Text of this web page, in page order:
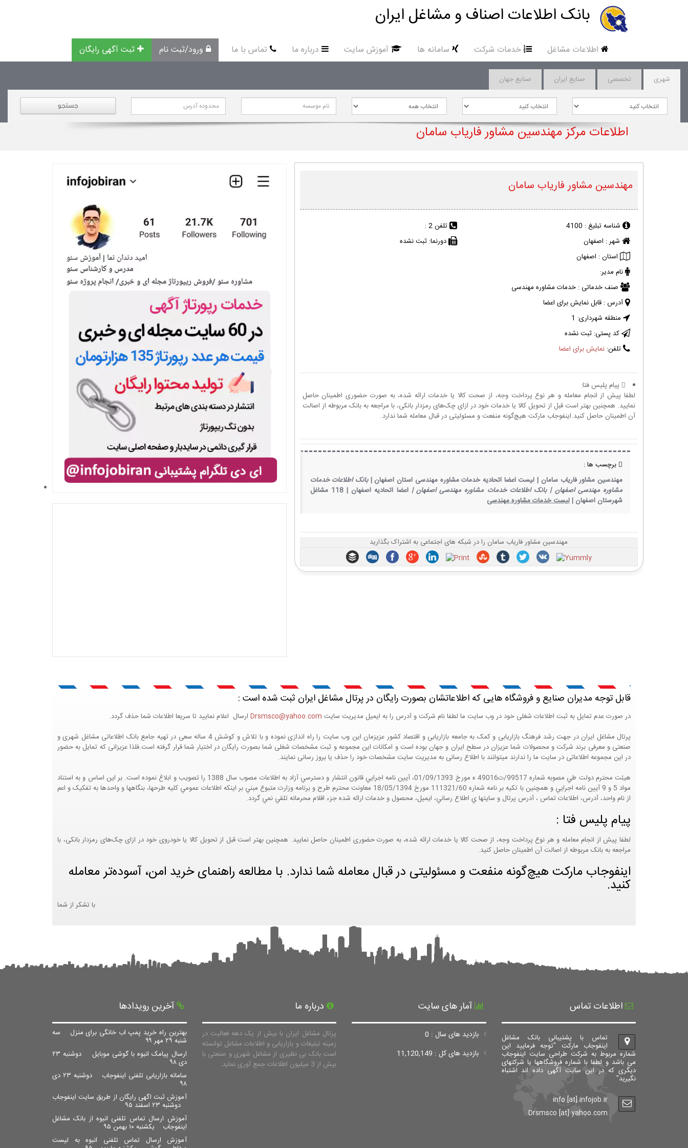
بانک اطلاعات اصناف و مشاغل ایران
اطلاعات مشاغل خدمات شرکت سامانه ها آموزش سایت درباره ما تماس با ما ورود/ثبت نام ثبت آگهی رایگان
شهری تخصصی صنایع ایران صنایع جهان
جستجو
اطلاعات مرکز مهندسین مشاور فاریاب سامان
مهندسین مشاور فاریاب سامان
شناسه تبلیغ : 4100
شهر : اصفهان
استان : اصفهان
نام مدیر:
صنف خدماتی : خدمات مشاوره مهندسی
آدرس : قابل نمایش برای اعضا
منطقه شهرداری: 1
کد پستی: ثبت نشده
تلفن: نمایش برای اعضا
تلفن 2 :
دورنما: ثبت نشده
پیام پلیس فتا:
لطفا پیش از انجام معامله و هر نوع پرداخت وجه، از صحت کالا یا خدمات ارائه شده، به صورت حضوری اطمینان حاصل
نمایید. همچنین بهتر است قبل از تحویل کالا یا خدمات خود در ازای چک‌های رمزدار بانکی، با مراجعه به بانک مربوطه از اصالت
آن اطمینان حاصل کنید.اینفوجاب مارکت هیچ‌گونه منفعت و مسئولیتی در قبال معامله شما ندارد.
برچسب ها :
مهندسین مشاور فاریاب سامان | لیست اعضا اتحادیه خدمات مشاوره مهندسی استان اصفهان | بانک اطلاعات خدمات
مشاوره مهندسی اصفهان | بانک اطلاعات خدمات مشاوره مهندسی اصفهان | اعضا اتحادیه اصفهان |
118 مشاغل
شهرستان اصفهان |لیست خدمات مشاوره مهندسی
مهندسین مشاور فاریاب سامان را در شبکه های اجتماعی به اشتراک بگذارید
قابل توجه مدیران صنایع و فروشگاه هایی که اطلاعاتشان بصورت رایگان در پرتال مشاغل ایران ثبت شده است :
در صورت عدم تمایل به ثبت اطلاعات شغلی خود در وب سایت ما لطفا نام شرکت و آدرس را به ایمیل مدیریت سایت Drsmsco@yahoo.com ارسال اعلام نمایید تا سریعا اطلاعات شما حذف گردد.
پرتال مشاغل ایران در جهت رشد فرهنگ بازاریابی و کمک به جامعه بازاریابی و اقتصاد کشور عزیزمان این وب سایت را راه اندازی نموده و با تلاش و کوشش 4 ساله سعی در تهیه جامع بانک اطلاعاتی مشاغل شهری و
صنعتی و معرفی برند شرکت و محصولات شما عزیزان در سطح ایران و جهان بوده است و امکانات این مجموعه و ثبت مشخصات شغلی شما بصورت رایگان در اختیار شما قرار گرفته است.فلذا عزیزانی که تمایل به حضور
در این مجموعه اطلاعاتی در سایت ما را ندارند میتوانند با اطلاع رسانی به مدیریت سایت مشخصات خود را حذف یا بروز رسانی نمایند.
هيئت محترم دولت طي مصوبه شماره 99517/ت49016 ه مورخ 01/09/1393، آيين نامه اجرايي قانون انتشار و دسترسي آزاد به اطلاعات مصوب سال 1388 را تصويب و ابلاغ نموده است. بر اين اساس و به استناد
مواد 5 و 9 آيين نامه اجرايي و همچنين با تکيه بر نامه شماره 111321/60 مورخ 18/05/1394 معاونت محترم طرح و برنامه وزارت متبوع مبني بر اينکه اطلاعات عمومي کليه طرحها، بنگاهها و واحدها به تفکيک و اعم
از نام واحد، آدرس، اطلاعات تماس ، آدرس پرتال و سايتها ي اطلاع رساني، ايميل، محصول و خدمات ارائه شده جزء اقلام محرمانه تلقي نمي گردد.
پیام پلیس فتا :
لطفا پیش از انجام معامله و هر نوع پرداخت وجه، از صحت کالا یا خدمات ارائه شده، به صورت حضوری اطمینان حاصل نمایید. همچنین بهتر است قبل از تحویل کالا یا خودروی خود در ازای چک‌های رمزدار بانکی، با
مراجعه به بانک مربوطه از اصالت آن اطمینان حاصل کنید.
اینفوجاب مارکت هیچ‌گونه منفعت و مسئولیتی در قبال معامله شما ندارد. با مطالعه راهنمای خرید امن، آسوده‌تر معامله
کنید.
با تشکر از شما
اطلاعات تماس
تماس با پشتیبانی بانک مشاغل
اینفوجاب مارکت "توجه فرمایید این
شماره مربوط به شرکت طراحی سایت اینفوجاب
می باشد و لطفا با شماره فروشگاهها یا شرکتهای
دیگری که در این سایت آگهی داده اند اشتباه
نگیرید"
info [at] infojob.ir
Drsmsco [at] yahoo.com
آمار های سایت
بازدید های سال : 0
بازدید های کل : 11,120,149
درباره ما
پرتال مشاغل ایران با بیش از یک دهه فعالیت در
زمینه تبلیغات و بازاریابی و اطلاعات مشاغل توانسته
است بانک بی نظیری از مشاغل شهری و صنعتی با
بیش از 3 میلیون اطلاعات جمع آوری نماید.
آخرین رویدادها
بهترین راه خرید پمپ اب خانگی برای منزل سه
شنبه ۲۹ مهر ۹۹
ارسال پیامک انبوه با گوشی موبایل
دوشنبه ۲۳
دی ۹۸
سامانه بازاریابی تلفنی اینفوجاب
دوشنبه ۲۳ دی
۹۸
آموزش ثبت اگهی رایگان از طریق سایت اینفوجاب
دوشنبه ۲۳ اسفند ۹۵
آموزش ارسال تماس تلفنی انبوه از بانک مشاغل
اینفوجاب یکشنبه ۱۰ بهمن ۹۵
آموزش ارسال تماس تلفنی انبوه به لیست